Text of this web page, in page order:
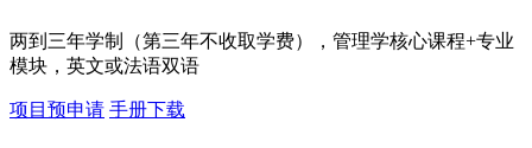
两到三年学制（第三年不收取学费），管理学核心课程+专业
模块，英文或法语双语
项目预申请 手册下载